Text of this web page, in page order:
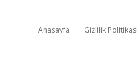
Anasayfa Gizlilik Politikası